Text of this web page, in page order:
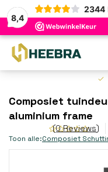
8,4
2344
Composiet
aluminium frame
(0 Reviews)
Toon alle:Composiet